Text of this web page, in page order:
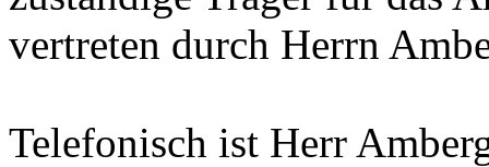
vertreten durch Herrn
Telefonisch ist Herr